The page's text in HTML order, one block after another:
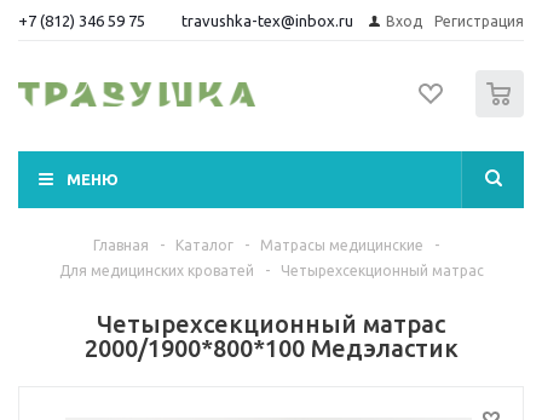
+7 (812) 346 59 75 travushka-tex@inbox.ru Вход Регистрация
МЕНЮ
Главная - Каталог - Матрасы медицинские
-
Для медицинских кроватей
- Четырехсекционный матрас
Четырехсекционный матрас
2000/1900*800*100 Медэластик